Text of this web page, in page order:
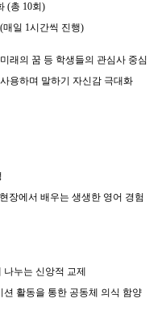
(총 10회 )
(매일 1시간씩 진행)
미래의 꿈 등 학생들의 관심사 중심
용하며 말하기 자신감 극대화
현장에서 배우는 생생한 영어 경험
누는 신앙적 교제
션 활동을 통한 공동체 의식 함양